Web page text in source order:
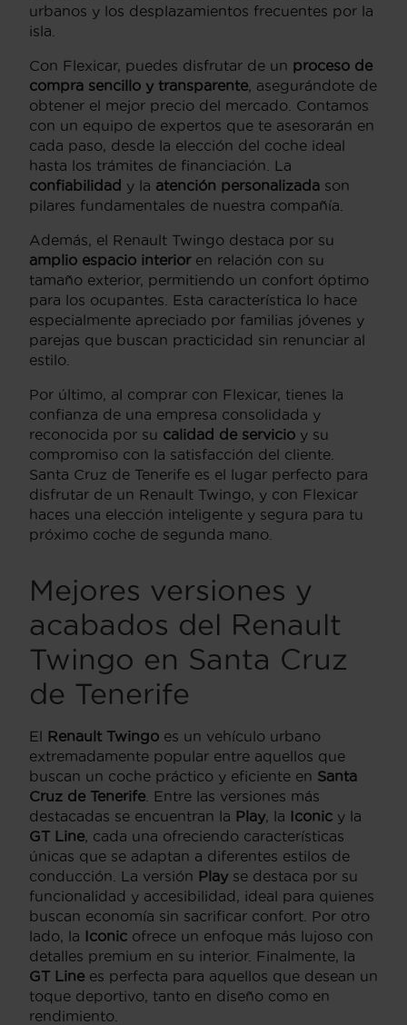
urbanos y los desplazamientos frecuentes por la
isla.
Con Flexicar, puedes disfrutar de un proceso de
compra sencillo y transparente, asegurándote de
obtener el mejor precio del mercado. Contamos
con un equipo de expertos que te asesorarán en
cada paso, desde la elección del coche ideal
hasta los trámites de financiación. La
confiabilidad y la atención personalizada son
pilares fundamentales de nuestra compañía.
Además, el Renault Twingo destaca por su
amplio espacio interioren relación con su
tamaño exterior, permitiendo un confort óptimo
para los ocupantes. Esta característica lo hace
especialmente apreciado por familias jóvenes y
parejas que buscan practicidad sin renunciar al
estilo.
Por último, al comprar con Flexicar, tienes la
confianza de una empresa consolidada y
reconocida por su calidad de servicio y su
compromiso con la satisfacción del cliente.
Santa Cruz de Tenerife es el lugar perfecto para
disfrutar de un Renault Twingo, y con Flexicar
haces una elección inteligente y segura para tu
próximo coche de segunda mano.
Mejores versiones y
acabados del Renault
Twingo en Santa Cruz
de Tenerife
El Renault Twingo es un vehículo urbano
extremadamente popular entre aquellos que
buscan un coche práctico y eficiente en Santa
Cruz de Tenerife . Entre las versiones más
destacadas se encuentran la Play, la Iconic y la
GT Line, cada una ofreciendo características
únicas que se adaptan a diferentes estilos de
conducción. La versión Play se destaca por su
funcionalidad y accesibilidad, ideal para quienes
buscan economía sin sacrificar confort. Por otro
lado, la Iconic ofrece un enfoque más lujoso con
detalles premium en su interior. Finalmente, la
GT Line es perfecta para aquellos que desean un
toque deportivo, tanto en diseño como en
rendimiento.